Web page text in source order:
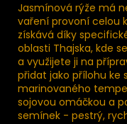
Jasmínová rýže má
vaření provoní celou
získává díky
oblasti Thajska, kde
a využijete ji na
přidat jako přílohu ke
marinovaného
sojovou omáčkou a
semínek - pestrý,